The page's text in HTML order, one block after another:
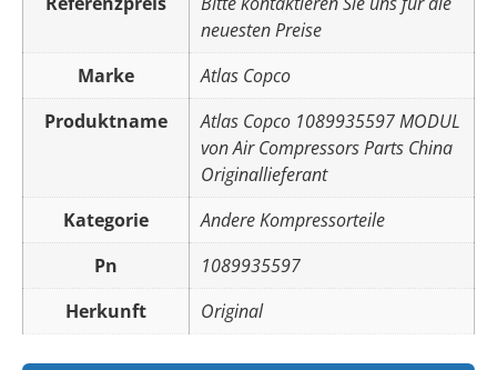
neuesten Preise
Marke
Atlas Copco
Produktname
Atlas Copco 1089935597 MODUL
von Air Compressors Parts China
Originallieferant
Kategorie
Andere Kompressorteile
Pn
1089935597
Herkunft
Original